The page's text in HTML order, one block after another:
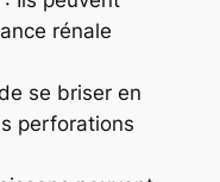
rénale
se briser en
perforations